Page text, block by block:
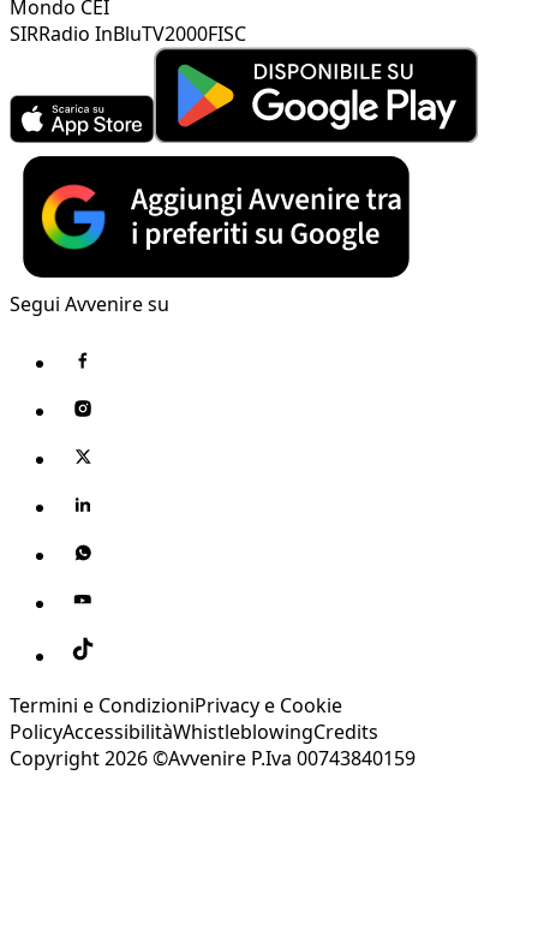
Mondo CEI
SIRRadio InBluTV2000FISC
Segui Avvenire su
Termini e CondizioniPrivacy e Cookie
PolicyAccessibilitàWhistleblowingCredits
Copyright 2026 ©Avvenire P.Iva 00743840159